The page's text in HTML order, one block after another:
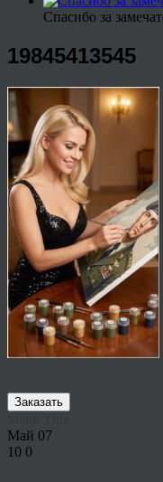
Спасибо за
19845413545
Заказать
Май 07
10 0